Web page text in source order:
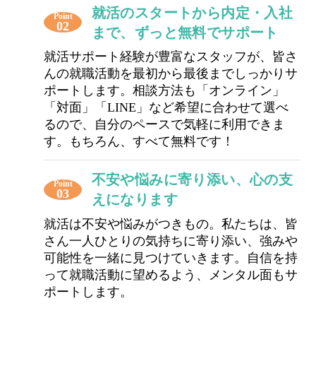
Point
02
就活のスタートから内定・入社
まで、ずっと無料でサポート
就活サポート経験が豊富なスタッフが、皆さ
んの就職活動を最初から最後までしっかりサ
ポートします。相談方法も「オンライン」
「対面」「LINE」など希望に合わせて選べ
るので、自分のペースで気軽に利用できま
す。もちろん、すべて無料です！
Point
03
不安や悩みに寄り添い、心の支
えになります
就活は不安や悩みがつきもの。私たちは、皆
さん一人ひとりの気持ちに寄り添い、強みや
可能性を一緒に見つけていきます。自信を持
って就職活動に望めるよう、メンタル面もサ
ポートします。